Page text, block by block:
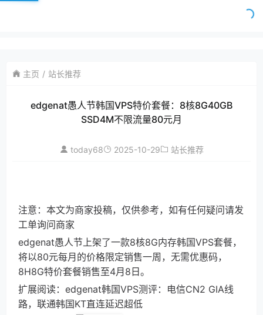
主页 站长推荐
edgenat愚人节韩国VPS特价套餐：8核8G40GB
SSD4M不限流量80元月
today68 2025-10-29 站长推荐
注意：本文为商家投稿，仅供参考，如有任何疑问请发
工单询问商家
edgenat愚人节上架了一款8核8G内存韩国VPS套餐，
将以80元每月的价格限定销售一周，无需优惠码，
8H8G特价套餐销售至4月8日。
扩展阅读：edgenat韩国VPS测评：电信CN2 GIA线
路，联通韩国KT直连延迟超低